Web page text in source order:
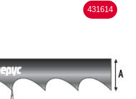
431614